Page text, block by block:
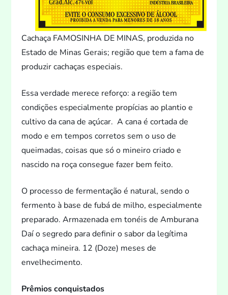
Cachaça FAMOSINHA DE MINAS, produzida no
Estado de Minas Gerais; região que tem a fama de
produzir cachaças especiais.
Essa verdade merece reforço: a região tem
condições especialmente propícias ao plantio e
cultivo da cana de açúcar. A cana é cortada de
modo e em tempos corretos sem o uso de
queimadas, coisas que só o mineiro criado e
nascido na roça consegue fazer bem feito.
O processo de fermentação é natural, sendo o
fermento à base de fubá de milho, especialmente
preparado. Armazenada emtonéis de Amburana
Daí o segredo para definir o sabor da legítima
cachaça mineira. 12 (Doze) meses de
envelhecimento.
Prêmios conquistados